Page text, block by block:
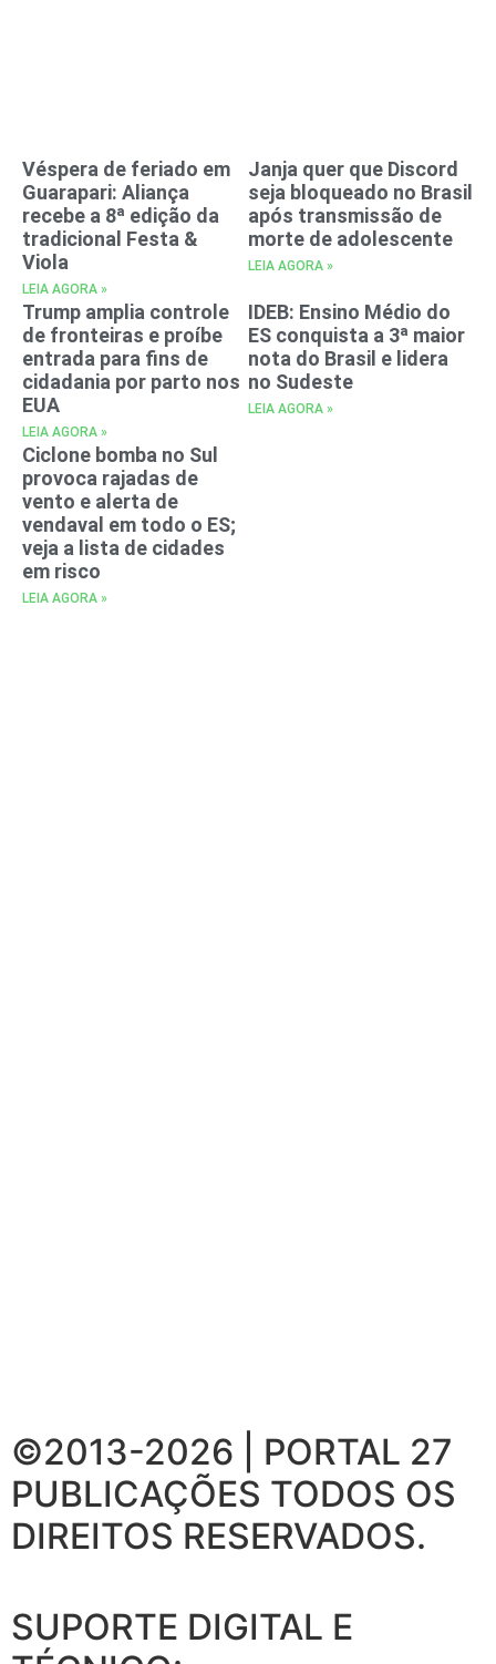
Véspera de feriado em
Guarapari: Aliança
recebe a 8ª edição da
tradicional Festa &
Viola
LEIA AGORA »
Janja quer que Discord
seja bloqueado no Brasil
após transmissão de
morte de adolescente
LEIA AGORA »
Trump amplia controle
de fronteiras e proíbe
entrada para fins de
cidadania por parto nos
EUA
LEIA AGORA »
IDEB: Ensino Médio do
ES conquista a 3ª maior
nota do Brasil e lidera
no Sudeste
LEIA AGORA »
Ciclone bomba no Sul
provoca rajadas de
vento e alerta de
vendaval em todo o ES;
veja a lista de cidades
em risco
LEIA AGORA »
©2013-2026 | PORTAL 27
PUBLICAÇÕES TODOS OS
DIREITOS RESERVADOS.
SUPORTE DIGITAL E